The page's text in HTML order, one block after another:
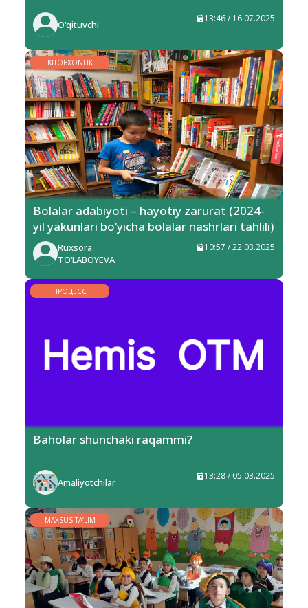
O‘qituvchi
13:46 / 16.07.2025
KITOBXONLIK
Bolalar adabiyoti – hayotiy zarurat (2024-
yil yakunlari bo‘yicha bolalar nashrlari tahlili)
Ruxsora
TO‘LABOYEVA
10:57 / 22.03.2025
ПРОЦЕСС
Baholar shunchaki raqammi?
Amaliyotchilar
13:28 / 05.03.2025
MAXSUS TA’LIM